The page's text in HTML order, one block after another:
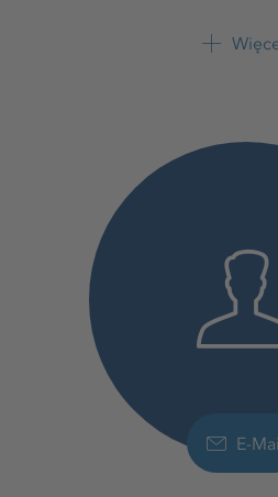
Doradca regionalny
E-